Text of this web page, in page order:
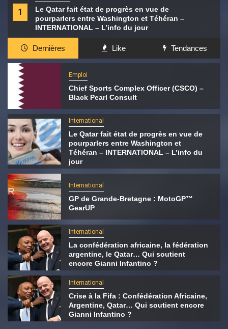
1
Le Qatar fait état de progrès en vue de
pourparlers entre Washington et Téhéran –
INTERNATIONAL – L’info du jour
Dernières Like Tendances
Emploi
Chief Sports Complex Officer (CSCO) –
Black Pearl Consult
International
Le Qatar fait état de progrès en vue de
pourparlers entre Washington et
Téhéran – INTERNATIONAL – L’info du
jour
International
GP de Grande-Bretagne : MotoGP™
GearUP
International
La confédération africaine, la fédération
argentine, le Qatar… Qui soutient
encore Gianni Infantino ?
International
Crise à la Fifa : Confédération Africaine,
Argentine, Qatar… Qui soutient encore
Gianni Infantino ?